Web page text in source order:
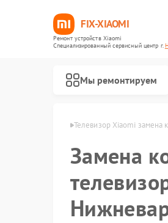
FIX-XIAOMI
Ремонт устройств Xiaomi
Специализированный cервисный центр г.
Мы ремонтируем
Телевизор Xiaomi замена
Замена